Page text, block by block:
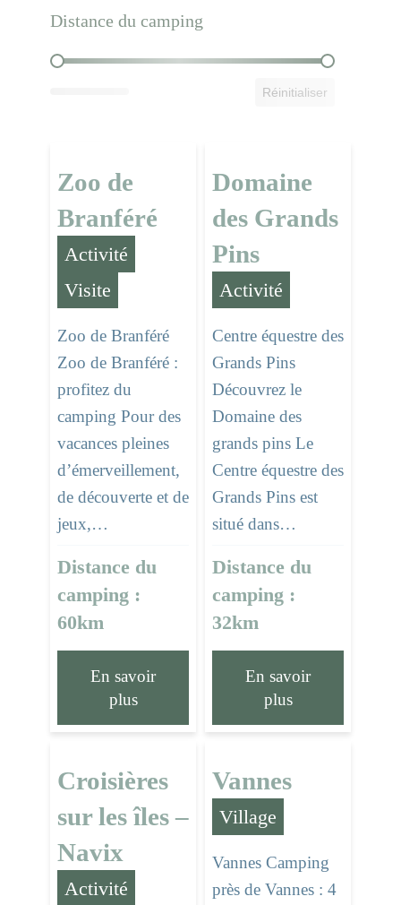
Distance du camping
Distance du camping
Réinitialiser
Zoo de
Branféré
Activité
Visite
Zoo de Branféré
Zoo de Branféré :
profitez du
camping Pour des
vacances pleines
d’émerveillement,
de découverte et de
jeux,…
Distance du
camping :
60km
En savoir
plus
Domaine
des Grands
Pins
Activité
Centre équestre des
Grands Pins
Découvrez le
Domaine des
grands pins Le
Centre équestre des
Grands Pins est
situé dans…
Distance du
camping :
32km
En savoir
plus
Croisières
sur les îles –
Navix
Activité
Vannes
Village
Vannes Camping
près de Vannes : 4